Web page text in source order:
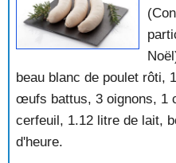
CÔTELETTES DE VEAU A
DINDE A LA MODE DE
ÉPAULE DE CHEVAL AU
ESCALOPES VIVIANE
FILET A LA FONDUE
FRAISE DE VEAU DOL
FRICASSÉE DE
PAIMPONT
beau blanc de poulet rôti,
œufs battus, 3 oignons, 1
cerfeuil, 1.12 litre de lait,
d'heure.